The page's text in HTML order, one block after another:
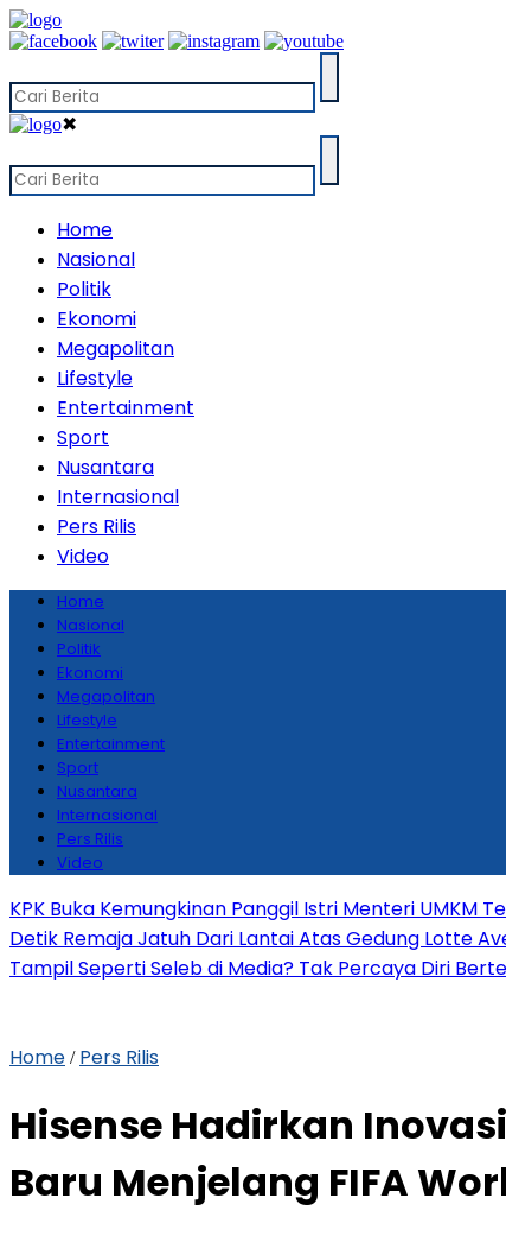
✖
Home
Nasional
Politik
Ekonomi
Megapolitan
Lifestyle
Entertainment
Sport
Nusantara
Internasional
Pers Rilis
Video
Home
Nasional
Politik
Ekonomi
Megapolitan
Lifestyle
Entertainment
Sport
Nusantara
Internasional
Pers Rilis
Video
KPK Buka Kemungkinan Panggil Istri Menteri UMKM
Detik Remaja Jatuh Dari Lantai Atas Gedung Lotte
Tampil Seperti Seleb di Media? Tak Percaya Diri
Home / Pers Rilis
Hisense Hadirkan
Baru Menjelang FIFA